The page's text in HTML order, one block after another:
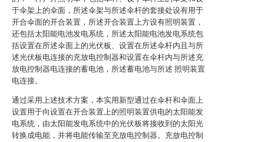
于伞架上的伞面，所述伞架与所述伞杆的套接处设有用于
开合伞面的开合装置，所述开合装置上方设有照明装置，
还包括太阳能电池发电系统，所述太阳能电池发电系统包
括设置在所述伞面上的光伏板、设置在所述伞杆内且与所
述光伏板电连接的充放电控制器和设置在伞杆内与所述充
放电控制器电连接的蓄电池，所述蓄电池与所述 照明装置
电连接。
通过采用上述技术方案，本实用新型通过在伞杆和伞面上
设置用于向设置在开合装置上的照明装置供电的太阳能发
电系统，由太阳能发电系统中的光伏板将接收到的太阳光
转换成电能，并将电能传输至充放电控制器。充放电控制